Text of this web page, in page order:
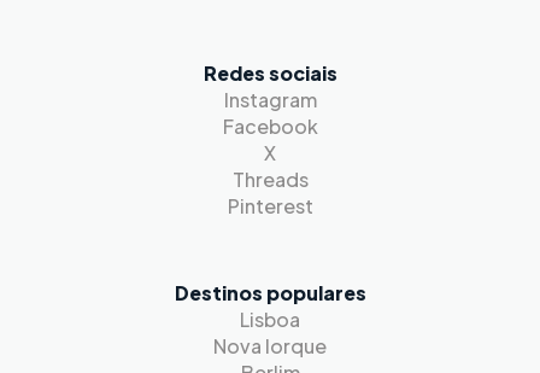
Redes sociais
Instagram
Facebook
X
Threads
Pinterest
Destinos populares
Lisboa
Nova Iorque